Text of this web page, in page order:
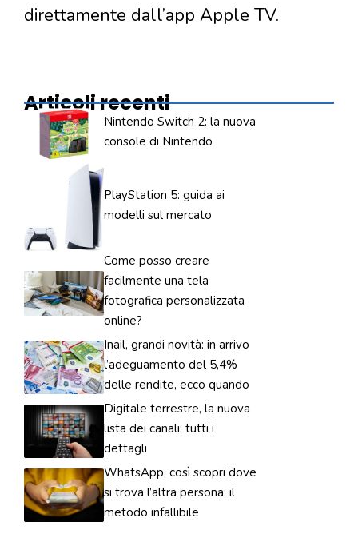
direttamente dall’app Apple TV.
Articoli recenti
Nintendo Switch 2: la nuova
console di Nintendo
PlayStation 5: guida ai
modelli sul mercato
Come posso creare
facilmente una tela
fotografica personalizzata
online?
Inail, grandi novità: in arrivo
l’adeguamento del 5,4%
delle rendite, ecco quando
Digitale terrestre, la nuova
lista dei canali: tutti i
dettagli
WhatsApp, così scopri dove
si trova l’altra persona: il
metodo infallibile